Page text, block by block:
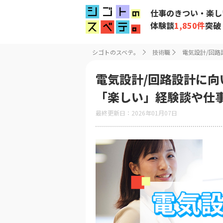
仕事のきつい・楽
体験談1,850件突
シゴトのスベテ。 技術職 電気設計/回路
電気設計/回路設計に
「楽しい」経験談や仕
最終更新日：2026年01月07日